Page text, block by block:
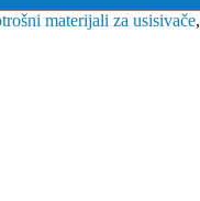
materijali za usisivače,